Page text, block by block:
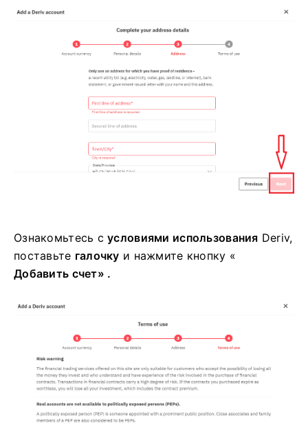
Ознакомьтесь сусловиями использования Deriv,
поставьте галочку и нажмите кнопку «
Добавить счет» .